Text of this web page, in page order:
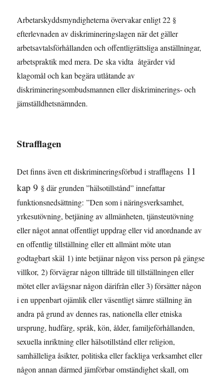
Arbetarskyddsmyndigheterna övervakar enligt 22 §
efterlevnaden av diskrimineringslagen när det gäller
arbetsavtalsförhållanden och offentligrättsliga anställningar,
arbetspraktik med mera. De ska vidta åtgärder vid
klagomål och kan begära utlåtande av
diskrimineringsombudsmannen eller diskriminerings- och
jämställdhetsnämnden.
Strafflagen
Det finns även ett diskrimineringsförbud i strafflagens 11
kap 9 § där grunden ”hälsotillstånd” innefattar
funktionsnedsättning: ”Den som i näringsverksamhet,
yrkesutövning, betjäning av allmänheten, tjänsteutövning
eller något annat offentligt uppdrag eller vid anordnande av
en offentlig tillställning eller ett allmänt möte utan
godtagbart skäl 1) inte betjänar någon viss person på gängse
villkor, 2) förvägrar någon tillträde till tillställningen eller
mötet eller avlägsnar någon därifrån eller 3) försätter någon
i en uppenbart ojämlik eller väsentligt sämre ställning än
andra på grund av dennes ras, nationella eller etniska
ursprung, hudfärg, språk, kön, ålder, familjeförhållanden,
sexuella inriktning eller hälsotillstånd eller religion,
samhälleliga åsikter, politiska eller fackliga verksamhet eller
någon annan därmed jämförbar omständighet skall, om